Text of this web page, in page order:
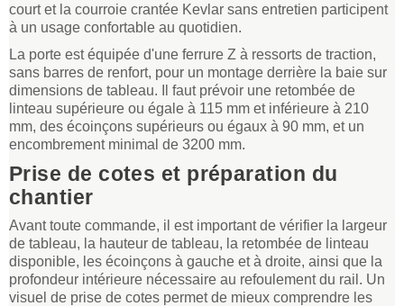
court et la courroie crantée Kevlar sans entretien participent
à un usage confortable au quotidien.
La porte est équipée d'une ferrure Z à ressorts de traction,
sans barres de renfort, pour un montage derrière la baie sur
dimensions de tableau. Il faut prévoir une retombée de
linteau supérieure ou égale à 115 mm et inférieure à 210
mm, des écoinçons supérieurs ou égaux à 90 mm, et un
encombrement minimal de 3200 mm.
Prise de cotes et préparation du
chantier
Avant toute commande, il est important de vérifier la largeur
de tableau, la hauteur de tableau, la retombée de linteau
disponible, les écoinçons à gauche et à droite, ainsi que la
profondeur intérieure nécessaire au refoulement du rail. Un
visuel de prise de cotes permet de mieux comprendre les